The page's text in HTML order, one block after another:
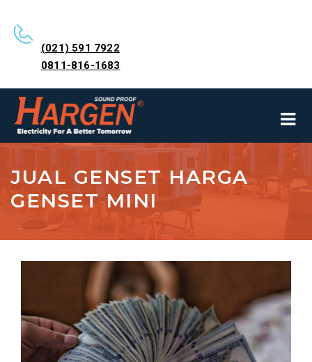
(021) 591 7922
0811-816-1683
JUAL GENSET HARGA
GENSET MINI